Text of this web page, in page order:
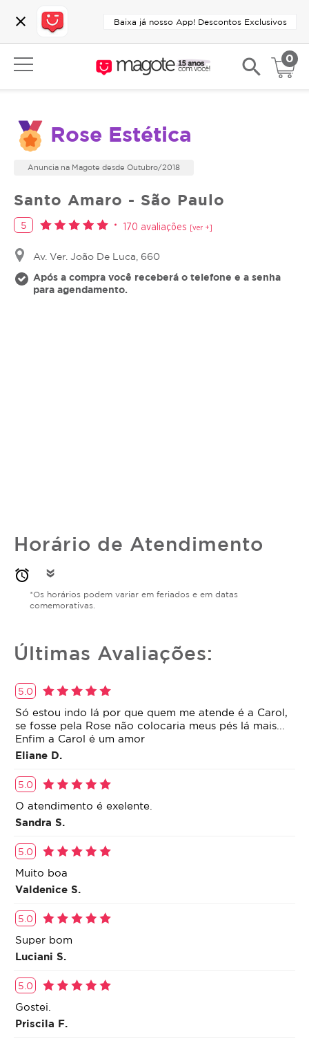
close Baixa já nosso App! Descontos Exclusivos
search 0
Rose Estética
Anuncia na Magote desde Outubro/2018
Santo Amaro - São Paulo
5 170 avaliações [ver +]
Av. Ver. João De Luca, 660
Após a compra você receberá o telefone e a senha
para agendamento.
Horário de Atendimento
alarm double_arrow
*Os horários podem variar em feriados e em datas
comemorativas.
Últimas Avaliações:
5.0
Só estou indo lá por que quem me atende é a Carol,
se fosse pela Rose não colocaria meus pés lá mais...
Enfim a Carol é um amor
Eliane D.
5.0
O atendimento é exelente.
Sandra S.
5.0
Muito boa
Valdenice S.
5.0
Super bom
Luciani S.
5.0
Gostei.
Priscila F.